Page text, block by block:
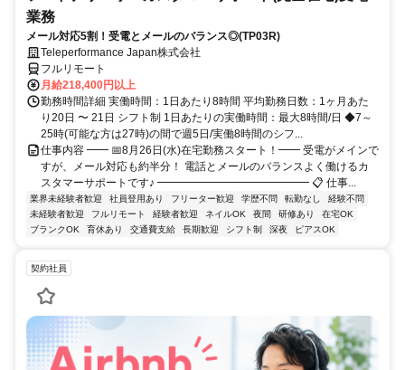
業務
メール対応5割！受電とメールのバランス◎(TP03R)
Teleperformance Japan株式会社
フルリモート
月給218,400円以上
勤務時間詳細 実働時間：1日あたり8時間 平均勤務日数：1ヶ月あた
り20日 〜 21日 シフト制 1日あたりの実働時間：最大8時間/日 ◆7～
25時(可能な方は27時)の間で週5日/実働8時間のシフ...
仕事内容 ━━ 📅8月26日(水)在宅勤務スタート！━━ 受電がメインで
すが、メール対応も約半分！ 電話とメールのバランスよく働けるカ
スタマーサポートです♪ ━━━━━━━━━━━━━━ 📋 仕事...
業界未経験者歓迎 社員登用あり フリーター歓迎 学歴不問 転勤なし
経験不問
未経験者歓迎
フルリモート 経験者歓迎 ネイルOK 夜間 研修あり
在宅OK
ブランクOK
育休あり 交通費支給 長期歓迎 シフト制 深夜 ピアスOK
契約社員